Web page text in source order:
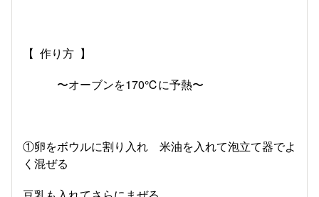
【 作り方 】
〜オーブンを170℃に予熱〜
①卵をボウルに割り入れ 米油を入れて泡立て器でよ
く混ぜる